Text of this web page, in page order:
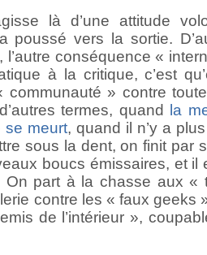
là d’une attitude
poussé vers la sortie.
l’autre conséquence «
à la critique, c’est
communauté » contre
termes, quand
la
se meurt, quand il n’y a
sous la dent, on finit par
boucs émissaires, et il
On part à la chasse aux «
contre les « faux geeks
de l’intérieur »,